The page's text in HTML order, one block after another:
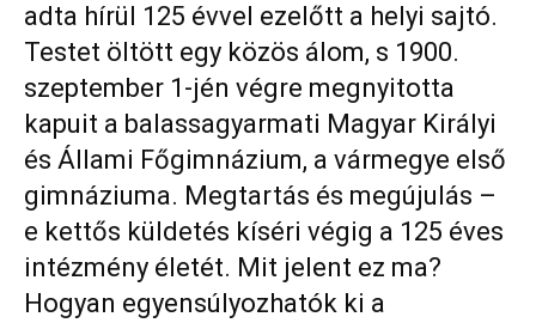
adta hírül 125 évvel ezelőtt a helyi sajtó.
Testet öltött egy közös álom, s 1900.
szeptember 1-jén végre megnyitotta
kapuit a balassagyarmati Magyar Királyi
és Állami Főgimnázium, a vármegye első
gimnáziuma. Megtartás és megújulás –
e kettős küldetés kíséri végig a 125 éves
intézmény életét. Mit jelent ez ma?
Hogyan egyensúlyozhatók ki a